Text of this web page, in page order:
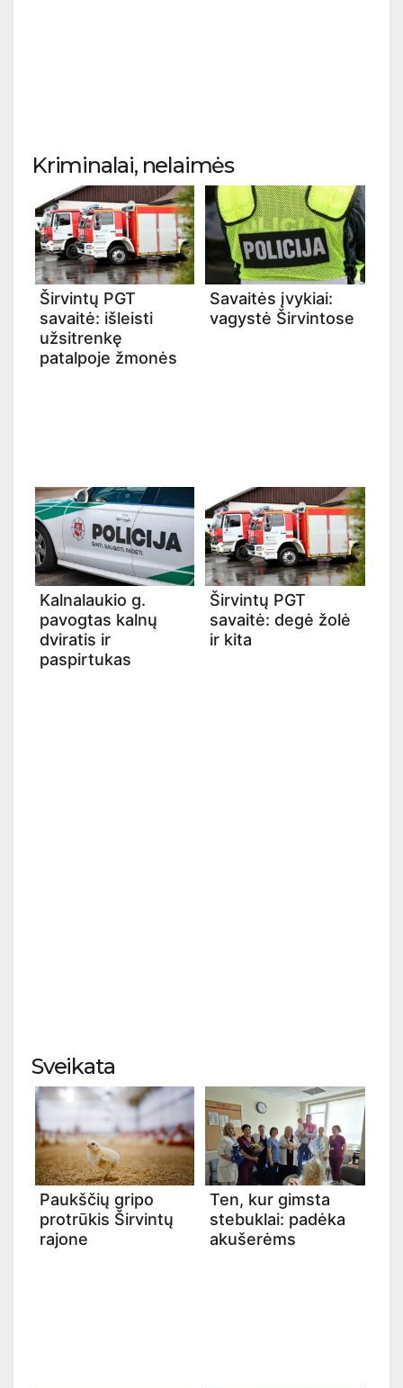
Kriminalai, nelaimės
Širvintų PGT
savaitė: išleisti
užsitrenkę
patalpoje žmonės
Savaitės įvykiai:
vagystė Širvintose
Kalnalaukio g.
pavogtas kalnų
dviratis ir
paspirtukas
Širvintų PGT
savaitė: degė žolė
ir kita
Sveikata
Paukščių gripo
protrūkis Širvintų
rajone
Ten, kur gimsta
stebuklai: padėka
akušerėms